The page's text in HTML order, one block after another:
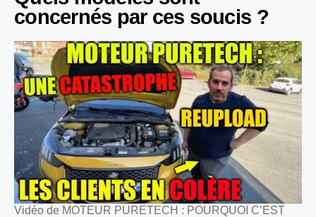
concernés par ces soucis ?
Vidéo de MOTEUR PURETECH : POURQUOI C’EST